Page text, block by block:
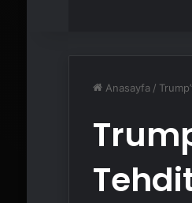
Anasayfa /